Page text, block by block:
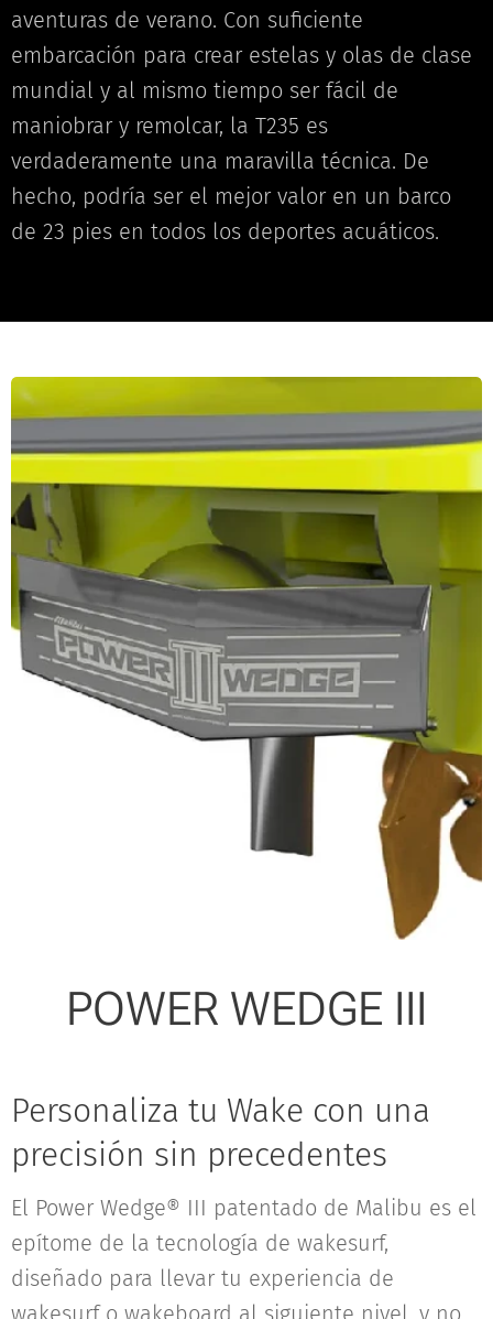
aventuras de verano. Con suficiente
embarcación para crear estelas y olas de clase
mundial y al mismo tiempo ser fácil de
maniobrar y remolcar, la T235 es
verdaderamente una maravilla técnica. De
hecho, podría ser el mejor valor en un barco
de 23 pies en todos los deportes acuáticos.
POWER WEDGE III
Personaliza tu Wake con una
precisión sin precedentes
El Power Wedge® III patentado de Malibu es el
epítome de la tecnología de wakesurf,
diseñado para llevar tu experiencia de